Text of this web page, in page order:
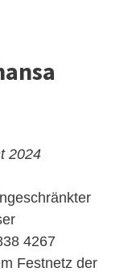
2024
4267
Festnetz der